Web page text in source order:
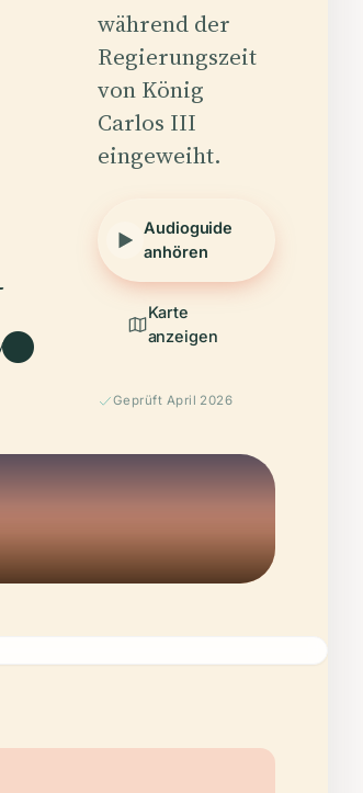
während der
Regierungszeit
von König
Carlos III
eingeweiht.
Audioguide
anhören
Karte
anzeigen
Geprüft April 2026